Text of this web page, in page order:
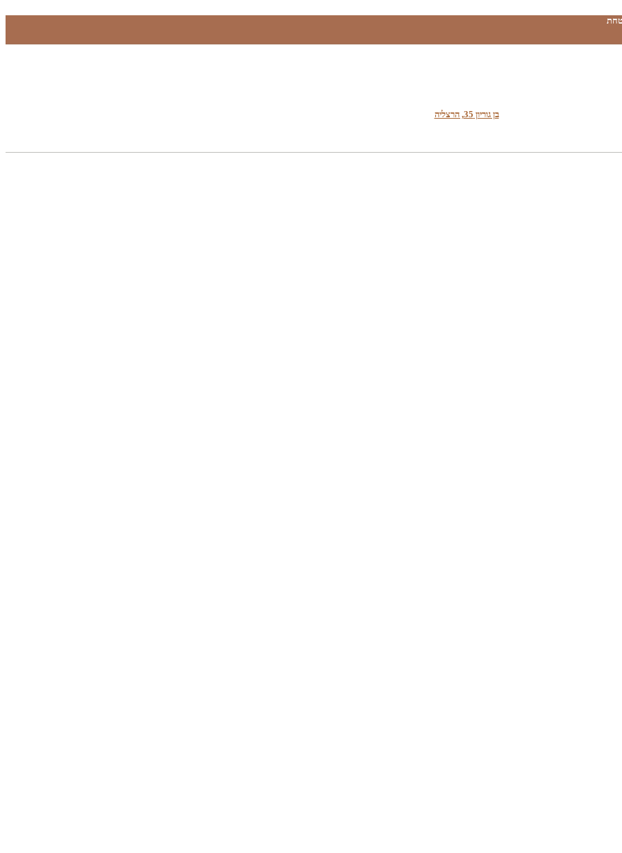
בן גוריון 35, הרצליה